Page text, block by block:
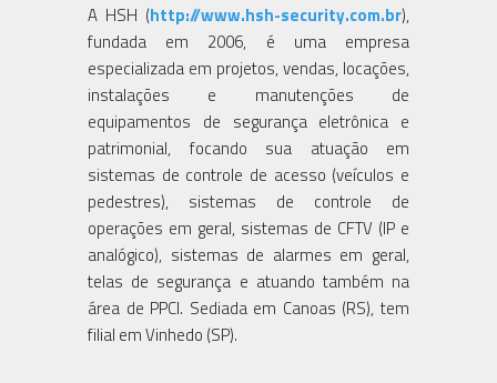
A HSH (http://www.hsh-security.com.br),
fundada em 2006, é uma empresa
especializada em projetos, vendas, locações,
instalações e manutenções de
equipamentos de segurança eletrônica e
patrimonial, focando sua atuação em
sistemas de controle de acesso (veículos e
pedestres), sistemas de controle de
operações em geral, sistemas de CFTV (IP e
analógico), sistemas de alarmes em geral,
telas de segurança e atuando também na
área de PPCI. Sediada em Canoas (RS), tem
filial em Vinhedo (SP).